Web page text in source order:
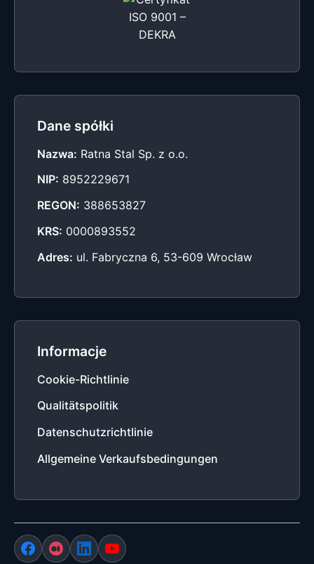
Dane spółki
Nazwa: Ratna Stal Sp. z o.o.
NIP: 8952229671
REGON: 388653827
KRS: 0000893552
Adres: ul. Fabryczna 6, 53-609 Wrocław
Informacje
Cookie-Richtlinie
Qualitätspolitik
Datenschutzrichtlinie
Allgemeine Verkaufsbedingungen